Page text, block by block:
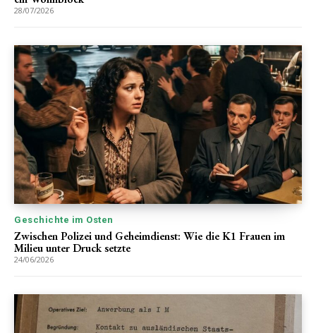
28/07/2026
Geschichte im Osten
Zwischen Polizei und Geheimdienst: Wie die K1 Frauen im
Milieu unter Druck setzte
24/06/2026